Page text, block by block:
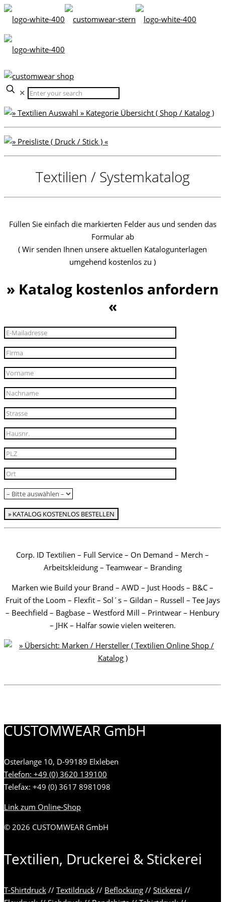
✕
Textilien / Systemkatalog
Füllen Sie einfach die markierten Felder aus und senden das
Formular ab
( Wir senden Ihnen unsere aktuellen Katalogunterlagen
umgehend kostenlos zu )
» Katalog kostenlos anfordern
«
Corp. ID Textilien – Full Service – On Demand – Merch –
Arbeitskleidung – Teamwear – Branding
Marken wie Build your Brand – AWD – Just Hoods – B&C –
Fruit of the Loom – Flexfit – Sol´s – Gildan – Russell – Tee Jays
– Beechfield – Bagbase – Westford Mill – Printwear – Henbury
– JHK – Halfar sowie vielen weiteren.
CUSTOMWEAR GmbH
Osterlange 10, D-99189 Elxleben
Telefon: +49 (0) 3620 139100
Telefax: +49 (0) 3617 8981098
Link zum Online-Shop
© 2026 CUSTOMWEAR GmbH
Textilien, Druckerei & Stickerei
T-Shirtdruck // Textildruck // Beflockung // Stickerei //